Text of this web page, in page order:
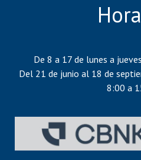
De 8 a 17 de lunes a
Del 21 de junio al 18 de
8:00 a